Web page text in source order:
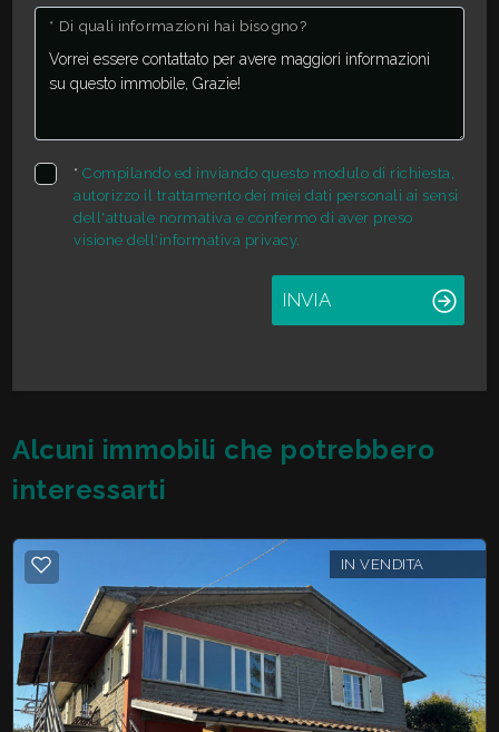
* Di quali informazioni hai bisogno?
*Compilando ed inviando questo modulo di richiesta,
autorizzo il trattamento dei miei dati personali ai sensi
dell'attuale normativa e confermo di aver preso
visione dell'informativa privacy.
INVIA
Alcuni immobili che potrebbero
interessarti
IN VENDITA
Giardino
Balcone/Terrazzo
Ascensore
Lusso